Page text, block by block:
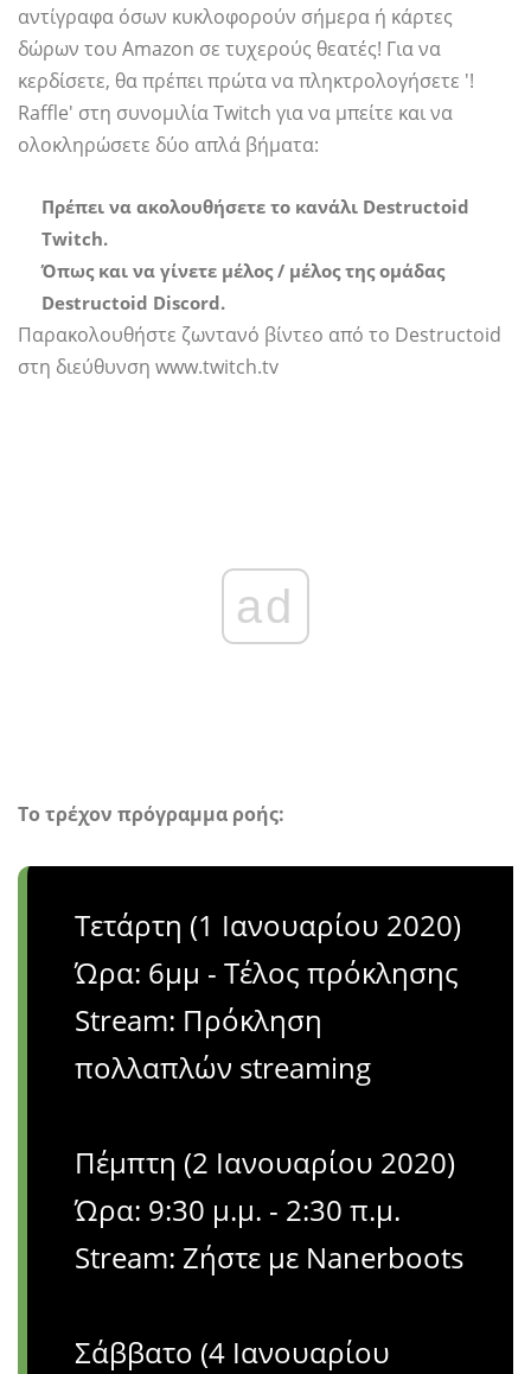
αντίγραφα όσων κυκλοφορούν σήμερα ή κάρτες
δώρων του Amazon σε τυχερούς θεατές! Για να
κερδίσετε, θα πρέπει πρώτα να πληκτρολογήσετε '!
Raffle' στη συνομιλία Twitch για να μπείτε και να
ολοκληρώσετε δύο απλά βήματα:
Πρέπει να ακολουθήσετε το κανάλι Destructoid
Twitch.
Όπως και να γίνετε μέλος / μέλος της ομάδας
Destructoid Discord.
Παρακολουθήστε ζωντανό βίντεο από το Destructoid
στη διεύθυνση www.twitch.tv
ad
Το τρέχον πρόγραμμα ροής:
Τετάρτη (1 Ιανουαρίου 2020)
Ώρα: 6μμ - Τέλος πρόκλησης
Stream: Πρόκληση
πολλαπλών streaming
Πέμπτη (2 Ιανουαρίου 2020)
Ώρα: 9:30 μ.μ. - 2:30 π.μ.
Stream: Ζήστε με Nanerboots
Σάββατο (4 Ιανουαρίου